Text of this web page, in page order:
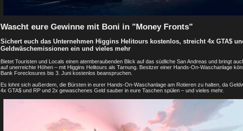
Wascht eure Gewinne mit Boni in "Money Fronts"
Sichert euch das Unternehmen Higgins Helitours kostenlos, streicht 4x GTA$
Geldwäschemissionen ein und vieles mehr
Bietet Touristen und Locals einen atemberaubenden Blick auf das südliche San Andreas und bringt
auf unerreichte Höhen – mit Higgins Helitours als Tarnung. Besitzer einer Hands-On-Waschanlage
Bank Foreclosures bis 3. Juni kostenlos beanspruchen.
Es lohnt sich außerdem, die Bürsten in eurer Hands-On-Waschanlage am Rotieren zu halten, da
4x GTA$ und RP und 2x gewaschenes Geld sauber in eure Taschen spülen – und vieles mehr.